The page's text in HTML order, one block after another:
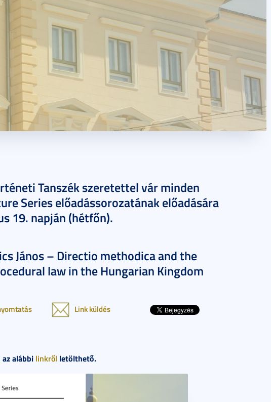
Tanszék szeretettel vár minden
Series előadássorozatának előadására
19. napján (hétfőn).
János – Directio methodica and the
law in the Hungarian Kingdom
Link küldés
alábbi linkről letölthető.